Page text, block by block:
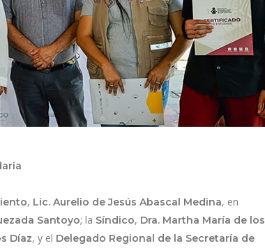
, Lic. Aurelio de Jesús Abascal Medina, en
Santoyo; la Síndico, Dra. Martha María de los
Díaz, y el Delegado Regional de la Secretaría de